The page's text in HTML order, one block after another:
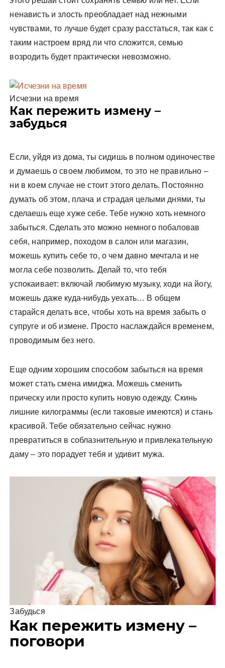
ненависть и злость преобладает над нежными
чувствами, то лучше будет сразу расстаться, так как с
таким настроем вряд ли что сложится, семью
возродить будет практически невозможно.
Исчезни на время
Как пережить измену –
забудься
Если, уйдя из дома, ты сидишь в полном одиночестве
и думаешь о своем любимом, то это не правильно –
ни в коем случае не стоит этого делать. Постоянно
думать об этом, плача и страдая целыми днями, ты
сделаешь еще хуже себе. Тебе нужно хоть немного
забыться. Сделать это можно немного побаловав
себя, например, походом в салон или магазин,
можешь купить себе то, о чем давно мечтала и не
могла себе позволить. Делай то, что тебя
успокаивает: включай любимую музыку, ходи на йогу,
можешь даже куда-нибудь уехать… В общем
старайся делать все, чтобы хоть на время забыть о
супруге и об измене. Просто наслаждайся временем,
проводимым без него.
Еще одним хорошим способом забыться на время
может стать смена имиджа. Можешь сменить
прическу или просто купить новую одежду. Скинь
лишние килограммы (если таковые имеются) и стань
красивой. Тебе обязательно сейчас нужно
превратиться в соблазнительную и привлекательную
даму – это порадует тебя и удивит мужа.
Забудься
Как пережить измену –
поговори